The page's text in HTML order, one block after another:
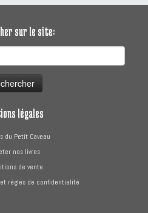
sur le site:
légales
du Petit Caveau
nos livres
de vente
règles de confidentialité